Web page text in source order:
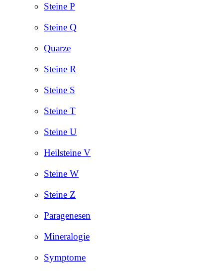
Steine P
Steine Q
Quarze
Steine R
Steine S
Steine T
Steine U
Heilsteine V
Steine W
Steine Z
Paragenesen
Mineralogie
Symptome